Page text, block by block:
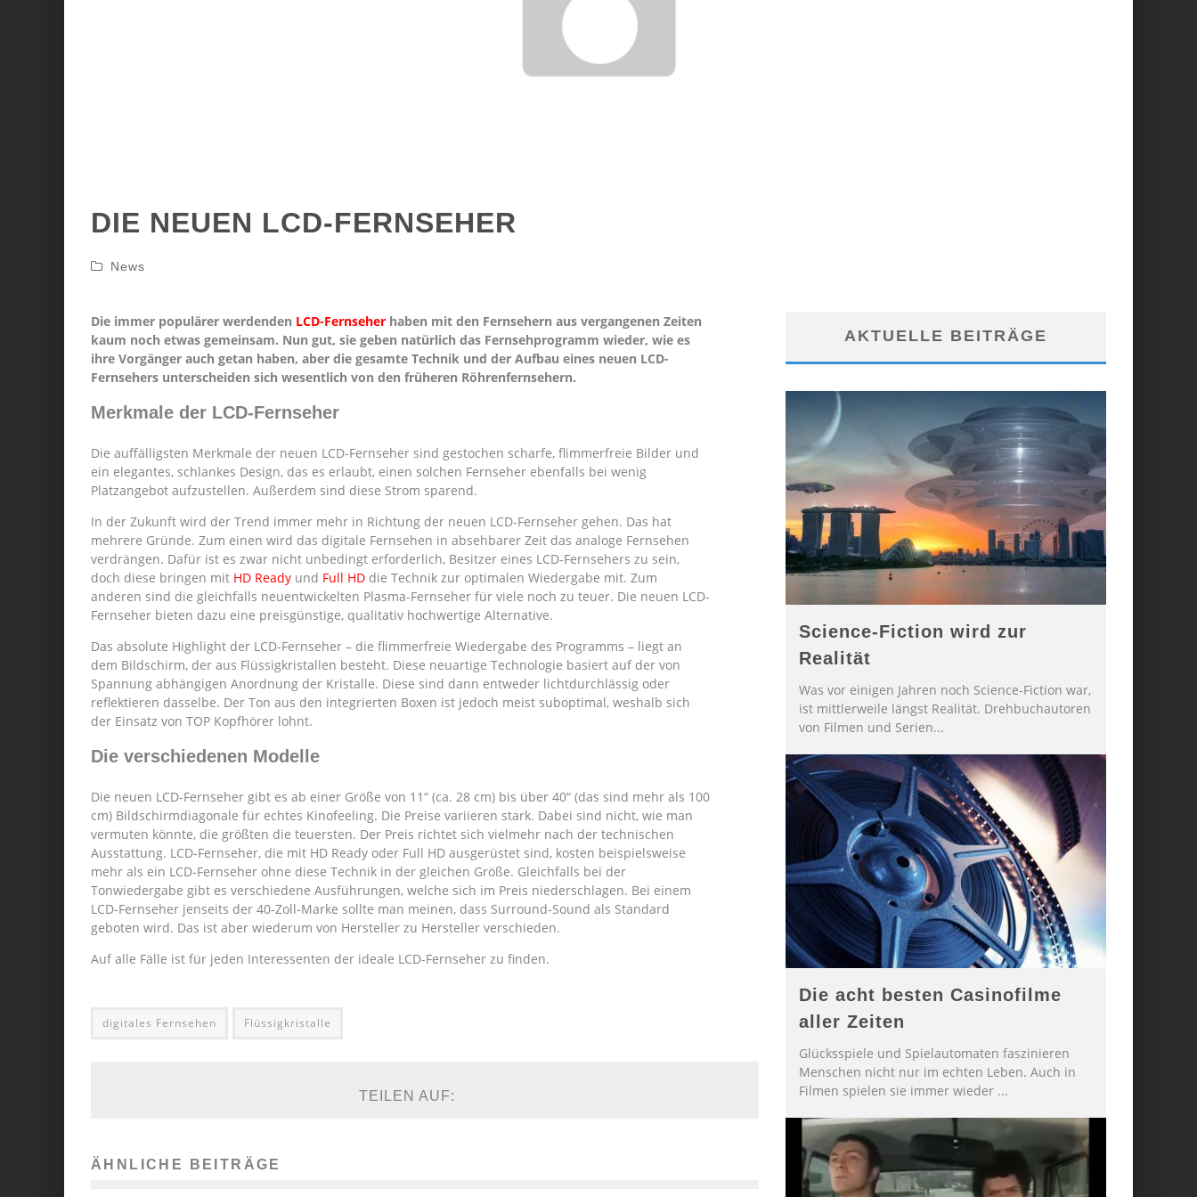
DIE NEUEN LCD-FERNSEHER
News
Die immer populärer werdenden LCD-Fernseher haben mit den Fernsehern aus vergangenen Zeiten
kaum noch etwas gemeinsam. Nun gut, sie geben natürlich das Fernsehprogramm wieder, wie es
ihre Vorgänger auch getan haben, aber die gesamte Technik und der Aufbau eines neuen LCD-
Fernsehers unterscheiden sich wesentlich von den früheren Röhrenfernsehern.
Merkmale der LCD-Fernseher
Die auffälligsten Merkmale der neuen LCD-Fernseher sind gestochen scharfe, flimmerfreie Bilder und
ein elegantes, schlankes Design, das es erlaubt, einen solchen Fernseher ebenfalls bei wenig
Platzangebot aufzustellen. Außerdem sind diese Strom sparend.
In der Zukunft wird der Trend immer mehr in Richtung der neuen LCD-Fernseher gehen. Das hat
mehrere Gründe. Zum einen wird das digitale Fernsehen in absehbarer Zeit das analoge Fernsehen
verdrängen. Dafür ist es zwar nicht unbedingt erforderlich, Besitzer eines LCD-Fernsehers zu sein,
doch diese bringen mit HD Ready und Full HD die Technik zur optimalen Wiedergabe mit. Zum
anderen sind die gleichfalls neuentwickelten Plasma-Fernseher für viele noch zu teuer. Die neuen LCD-
Fernseher bieten dazu eine preisgünstige, qualitativ hochwertige Alternative.
Das absolute Highlight der LCD-Fernseher – die flimmerfreie Wiedergabe des Programms – liegt an
dem Bildschirm, der aus Flüssigkristallen besteht. Diese neuartige Technologie basiert auf der von
Spannung abhängigen Anordnung der Kristalle. Diese sind dann entweder lichtdurchlässig oder
reflektieren dasselbe. Der Ton aus den integrierten Boxen ist jedoch meist suboptimal, weshalb sich
der Einsatz von TOP Kopfhörer lohnt.
Die verschiedenen Modelle
Die neuen LCD-Fernseher gibt es ab einer Größe von 11“ (ca. 28 cm) bis über 40“ (das sind mehr als 100
cm) Bildschirmdiagonale für echtes Kinofeeling. Die Preise variieren stark. Dabei sind nicht, wie man
vermuten könnte, die größten die teuersten. Der Preis richtet sich vielmehr nach der technischen
Ausstattung. LCD-Fernseher, die mit HD Ready oder Full HD ausgerüstet sind, kosten beispielsweise
mehr als ein LCD-Fernseher ohne diese Technik in der gleichen Größe. Gleichfalls bei der
Tonwiedergabe gibt es verschiedene Ausführungen, welche sich im Preis niederschlagen. Bei einem
LCD-Fernseher jenseits der 40-Zoll-Marke sollte man meinen, dass Surround-Sound als Standard
geboten wird. Das ist aber wiederum von Hersteller zu Hersteller verschieden.
Auf alle Fälle ist für jeden Interessenten der ideale LCD-Fernseher zu finden.
digitales Fernsehen Flüssigkristalle
TEILEN AUF:
ÄHNLICHE BEITRÄGE
AKTUELLE BEITRÄGE
Science-Fiction wird zur
Realität
Was vor einigen Jahren noch Science-Fiction war,
ist mittlerweile längst Realität. Drehbuchautoren
von Filmen und Serien...
Die acht besten Casinofilme
aller Zeiten
Glücksspiele und Spielautomaten faszinieren
Menschen nicht nur im echten Leben. Auch in
Filmen spielen sie immer wieder ...